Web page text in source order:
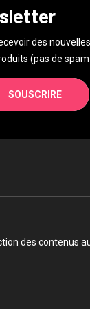
des
(pas de spam
SOUSCRIRE
des contenus